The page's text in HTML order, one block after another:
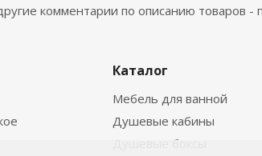
комментарии по описанию товаров -
Каталог
Мебель для ванной
Душевые кабины
Душевые боксы